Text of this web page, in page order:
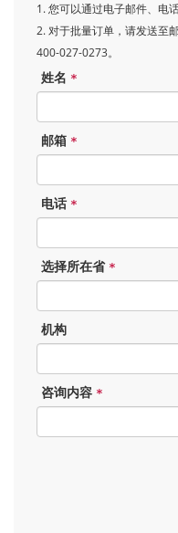
1. 您可以通过电子邮件、电
2. 对于批量订单，请发送至
400-027-0273。
姓名 *
邮箱 *
电话 *
选择所在省 *
机构
咨询内容 *